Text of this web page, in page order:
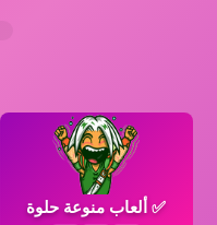
✅ألعاب منوعة حلوة